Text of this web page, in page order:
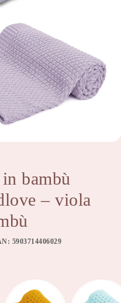
bambù
– viola
5903714406029